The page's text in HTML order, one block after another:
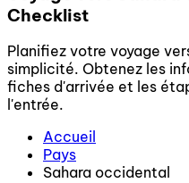
Checklist
Planifiez votre voyage
simplicité. Obtenez les
fiches d'arrivée et les
l'entrée.
Accueil
Pays
Sahara occidental